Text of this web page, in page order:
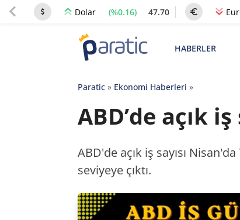
Dolar (%0.16) 47.70
HABERLER
Paratic» Ekonomi Haberleri »
ABD’de açık
ABD'de açık iş sayısı
seviyeye çıktı.